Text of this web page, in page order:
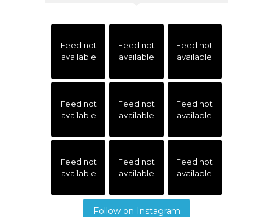
Feed not
available
Feed not
available
Feed not
available
Feed not
available
Feed not
available
Feed not
available
Feed not
available
Feed not
available
Feed not
available
Follow on Instagram